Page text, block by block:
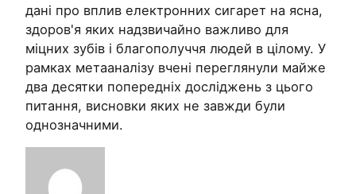
дані про вплив електронних сигарет на ясна,
здоров'я яких надзвичайно важливо для
міцних зубів і благополуччя людей в цілому. У
рамках метааналізу вчені переглянули майже
два десятки попередніх досліджень з цього
питання, висновки яких не завжди були
однозначними.